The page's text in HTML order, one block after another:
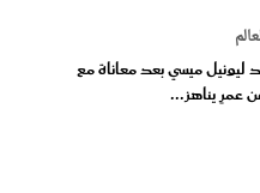
ليونيل ميسي بعد معاناة مع
عمرٍ يناهز...